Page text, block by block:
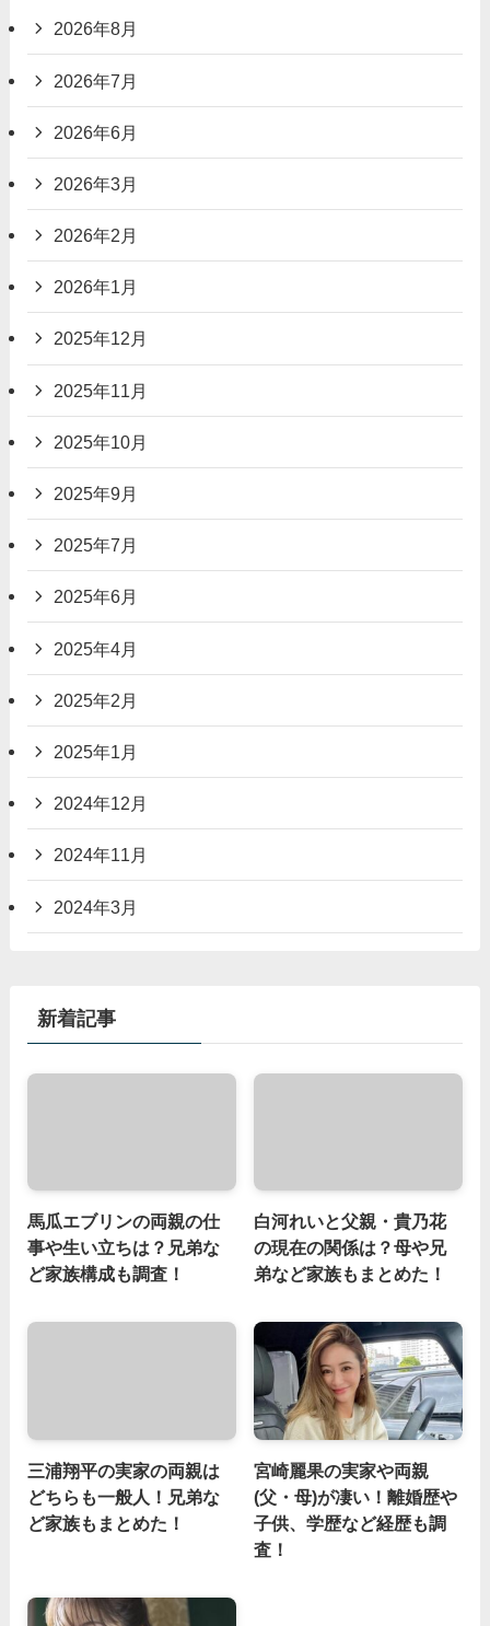
2026年8月
2026年7月
2026年6月
2026年3月
2026年2月
2026年1月
2025年12月
2025年11月
2025年10月
2025年9月
2025年7月
2025年6月
2025年4月
2025年2月
2025年1月
2024年12月
2024年11月
2024年3月
新着記事
馬瓜エブリンの両親の仕
事や生い立ちは？兄弟な
ど家族構成も調査！
白河れいと父親・貴乃花
の現在の関係は？母や兄
弟など家族もまとめた！
三浦翔平の実家の両親は
どちらも一般人！兄弟な
ど家族もまとめた！
宮崎麗果の実家や両親
(父・母)が凄い！離婚歴や
子供、学歴など経歴も調
査！